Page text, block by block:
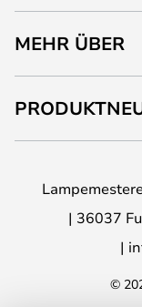
MEHR ÜBER
36037
©